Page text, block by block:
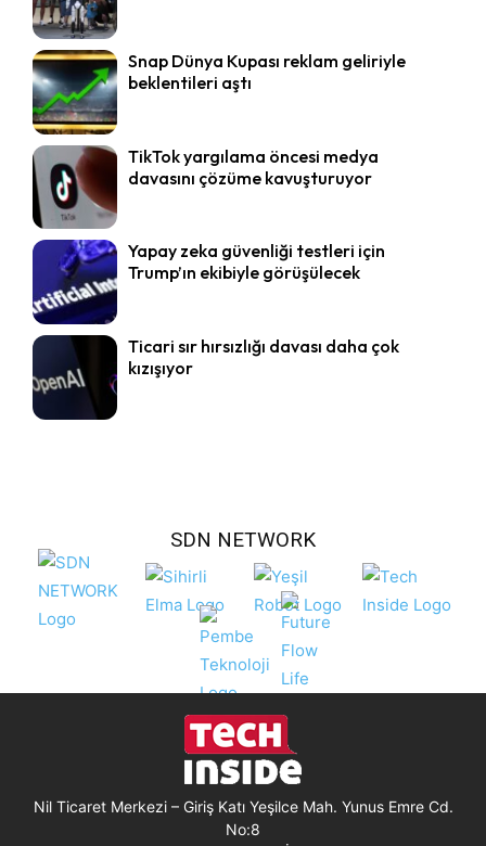
Snap Dünya Kupası reklam geliriyle
beklentileri aştı
TikTok yargılama öncesi medya
davasını çözüme kavuşturuyor
Yapay zeka güvenliği testleri için
Trump’ın ekibiyle görüşülecek
Ticari sır hırsızlığı davası daha çok
kızışıyor
SDN NETWORK
Nil Ticaret Merkezi – Giriş Katı Yeşilce Mah. Yunus Emre Cd.
No:8